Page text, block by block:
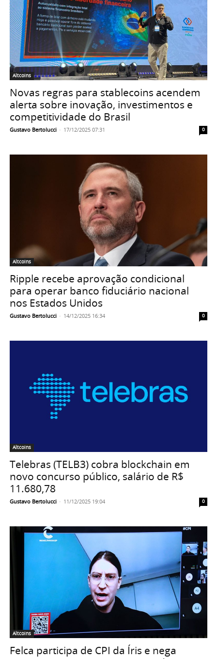
Altcoins
Novas regras para stablecoins acendem
alerta sobre inovação, investimentos e
competitividade do Brasil
Gustavo Bertolucci - 17/12/2025 07:31 0
Altcoins
Ripple recebe aprovação condicional
para operar banco fiduciário nacional
nos Estados Unidos
Gustavo Bertolucci - 14/12/2025 16:34 0
Altcoins
Telebras (TELB3) cobra blockchain em
novo concurso público, salário de R$
11.680,78
Gustavo Bertolucci - 11/12/2025 19:04 0
Altcoins
Felca participa de CPI da Íris e nega